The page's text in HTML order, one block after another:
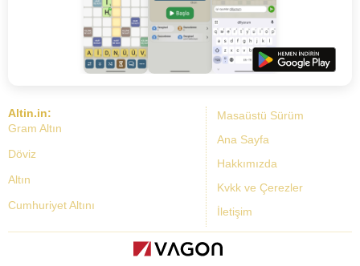
Masaüstü Sürüm
Ana Sayfa
Hakkımızda
Kvkk ve Çerezler
İletişim
Altin.in:
Gram Altın
Döviz
Altın
Cumhuriyet Altını
Dolar Kuru